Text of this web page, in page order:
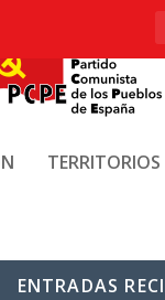
TERRITORIOS
ENTRADAS